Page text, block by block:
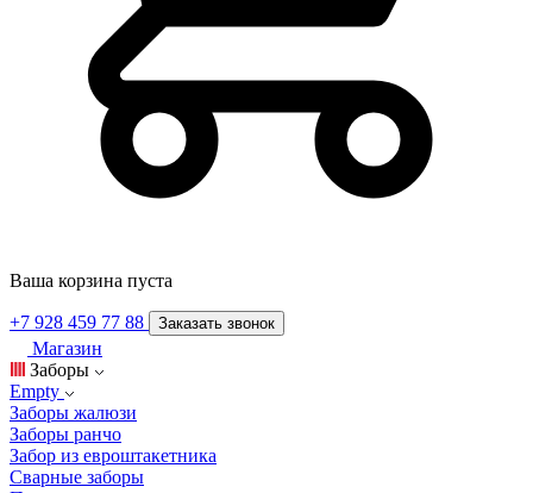
Ваша корзина пуста
+7 928 459 77 88 Заказать звонок
Магазин
Заборы
Empty
Заборы жалюзи
Заборы ранчо
Забор из евроштакетника
Сварные заборы